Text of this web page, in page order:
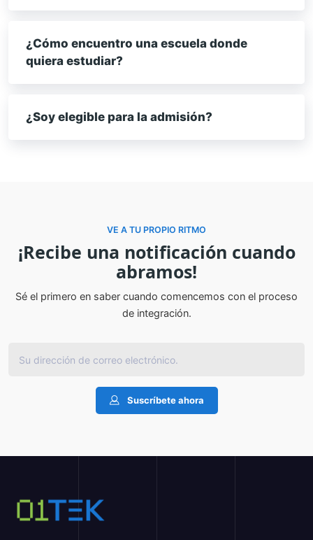
¿Cómo encuentro una escuela donde
quiera estudiar?
¿Soy elegible para la admisión?
VE A TU PROPIO RITMO
¡Recibe una notificación cuando
abramos!
Sé el primero en saber cuando comencemos con el proceso
de integración.
Suscríbete ahora